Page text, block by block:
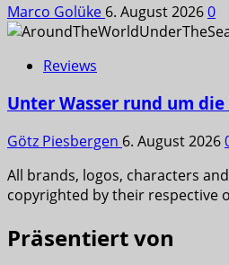
Marco Golüke 6. August 20260
Reviews
Unter Wasser rund um die
Götz Piesbergen 6. August 2026
All brands, logos, characters
copyrighted by their respective
Präsentiert von